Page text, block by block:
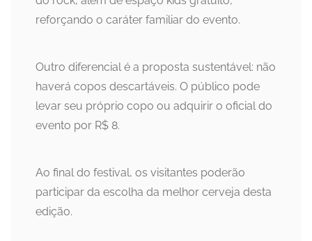
reforçando o caráter familiar do evento.
Outro diferencial é a proposta sustentável: não
haverá copos descartáveis. O público pode
levar seu próprio copo ou adquirir o oficial do
evento por R$ 8.
Ao final do festival, os visitantes poderão
participar da escolha da melhor cerveja desta
edição.